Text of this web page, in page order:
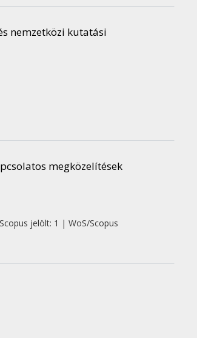
nemzetközi kutatási
megközelítések
jelölt: 1 | WoS/Scopus